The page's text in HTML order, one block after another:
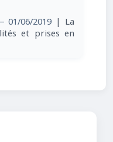
06/2019 | La
et prises en